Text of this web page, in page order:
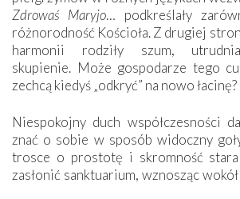
Zdrowaś Maryjo… podkreślały
różnorodność Kościoła. Z drugiej
harmonii rodziły szum,
skupienie. Może gospodarze tego
zechcą kiedyś „odkryć” na nowo łacinę?
Niespokojny duch współczesności
znać o sobie w sposób widoczny
trosce o prostotę i skromność
zasłonić sanktuarium, wznosząc